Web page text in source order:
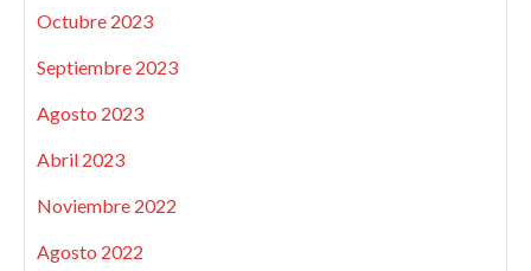
Octubre 2023
Septiembre 2023
Agosto 2023
Abril 2023
Noviembre 2022
Agosto 2022